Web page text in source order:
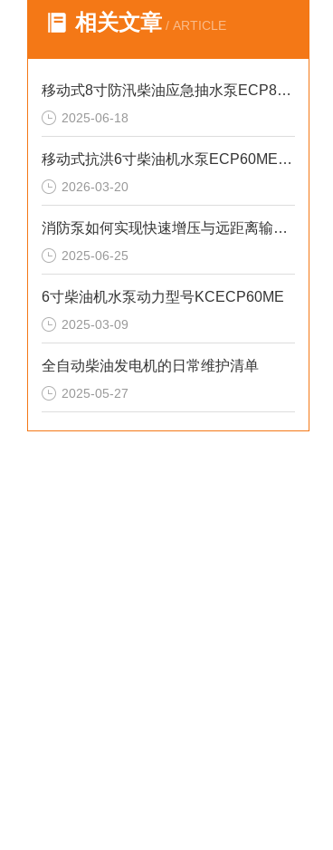
相关文章 / ARTICLE
移动式8寸防汛柴油应急抽水泵ECP80ME
2025-06-18
移动式抗洪6寸柴油机水泵ECP60ME产品介绍
2026-03-20
消防泵如何实现快速增压与远距离输水？
2025-06-25
6寸柴油机水泵动力型号KCECP60ME
2025-03-09
全自动柴油发电机的日常维护清单
2025-05-27